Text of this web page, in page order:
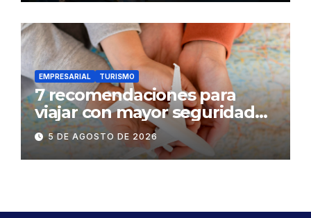
EMPRESARIAL TURISMO
7 recomendaciones para
viajar con mayor seguridad
dentro y fuera del Ecuador
5 DE AGOSTO DE 2026